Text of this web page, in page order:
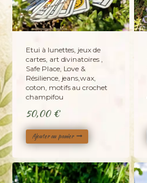
Etui à lunettes, jeux de
cartes, art divinatoires ,
Safe Place, Love &
Résilience, jeans,wax,
coton, motifs au crochet
champifou
50,00 €
Ajouter au panier